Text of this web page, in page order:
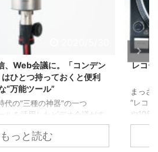
、Web会議に。「コンデン
ひとつ持っておくと便利
“万能ツール”
代の“三種の神器”の一つ
ルを活用したビデオ会議がす
した。 僕は編集者 ...
もっと読む
レコー
まっさ
”レコ
や10年